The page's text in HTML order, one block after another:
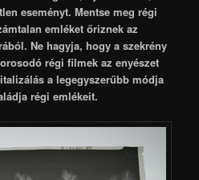
eseményt. Mentse meg régi
emléket őriznek az
Ne hagyja, hogy a szekrény
régi filmek az enyészet
a legegyszerűbb módja
régi emlékeit.